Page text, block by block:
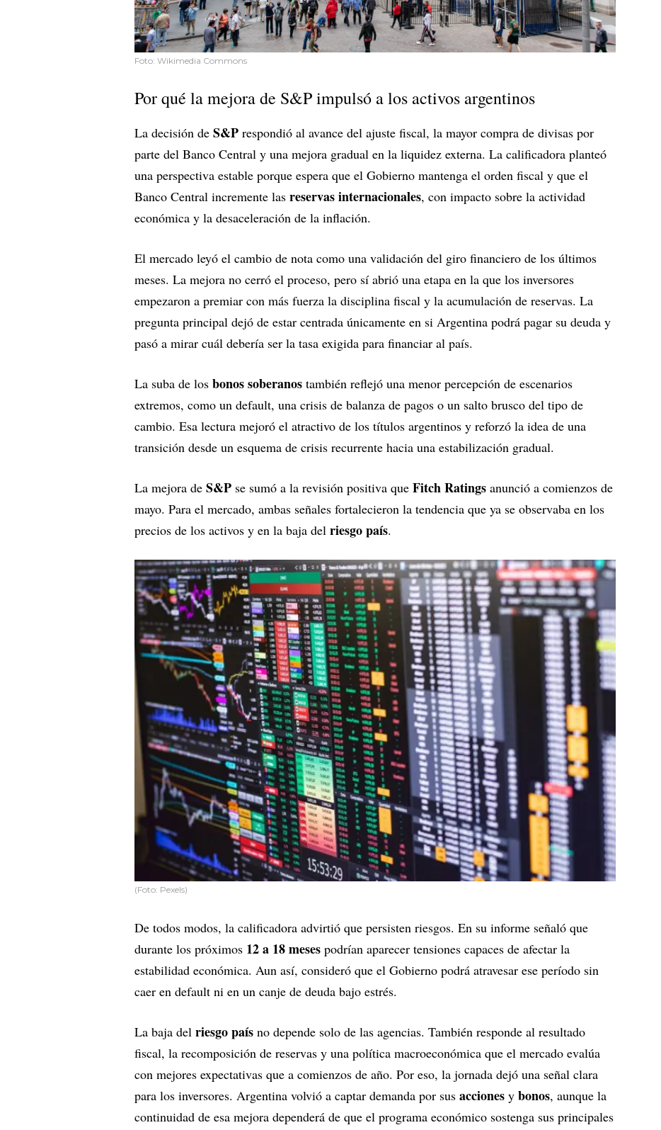
Foto: Wikimedia Commons
Por qué la mejora de S&P impulsó a los activos argentinos
La decisión de S&P respondió al avance del ajuste fiscal, la mayor compra de divisas por
parte del Banco Central y una mejora gradual en la liquidez externa. La calificadora planteó
una perspectiva estable porque espera que el Gobierno mantenga el orden fiscal y que el
Banco Central incremente las reservas internacionales, con impacto sobre la actividad
económica y la desaceleración de la inflación.
El mercado leyó el cambio de nota como una validación del giro financiero de los últimos
meses. La mejora no cerró el proceso, pero sí abrió una etapa en la que los inversores
empezaron a premiar con más fuerza la disciplina fiscal y la acumulación de reservas. La
pregunta principal dejó de estar centrada únicamente en si Argentina podrá pagar su deuda y
pasó a mirar cuál debería ser la tasa exigida para financiar al país.
La suba de los bonos soberanos también reflejó una menor percepción de escenarios
extremos, como un default, una crisis de balanza de pagos o un salto brusco del tipo de
cambio. Esa lectura mejoró el atractivo de los títulos argentinos y reforzó la idea de una
transición desde un esquema de crisis recurrente hacia una estabilización gradual.
La mejora de S&P se sumó a la revisión positiva que Fitch Ratings anunció a comienzos de
mayo. Para el mercado, ambas señales fortalecieron la tendencia que ya se observaba en los
precios de los activos y en la baja del riesgo país.
(Foto: Pexels)
De todos modos, la calificadora advirtió que persisten riesgos. En su informe señaló que
durante los próximos 12 a 18 meses podrían aparecer tensiones capaces de afectar la
estabilidad económica. Aun así, consideró que el Gobierno podrá atravesar ese período sin
caer en default ni en un canje de deuda bajo estrés.
La baja del riesgo país no depende solo de las agencias. También responde al resultado
fiscal, la recomposición de reservas y una política macroeconómica que el mercado evalúa
con mejores expectativas que a comienzos de año. Por eso, la jornada dejó una señal clara
para los inversores. Argentina volvió a captar demanda por sus acciones y bonos, aunque la
continuidad de esa mejora dependerá de que el programa económico sostenga sus principales